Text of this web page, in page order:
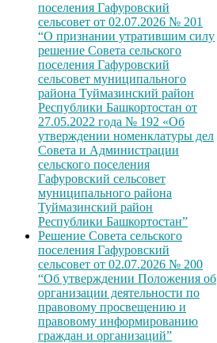
поселения Гафуровский
сельсовет от 02.07.2026 № 201
“О признании утратившим силу
решение Совета сельского
поселения Гафуровский
сельсовет муниципального
района Туймазинский район
Республики Башкортостан от
27.05.2022 года № 192 «Об
утверждении номенклатуры дел
Совета и Администрации
сельского поселения
Гафуровский сельсовет
муниципального района
Туймазинский район
Республики Башкортостан”
Решение Совета сельского
поселения Гафуровский
сельсовет от 02.07.2026 № 200
“Об утверждении Положения об
организации деятельности по
правовому просвещению и
правовому информированию
граждан и организаций”